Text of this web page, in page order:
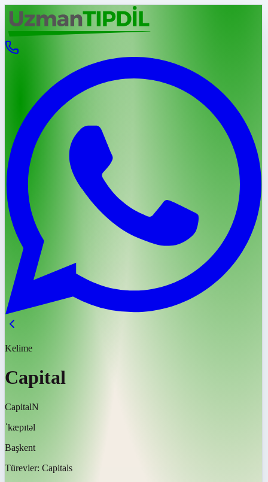
Kelime
Capital
CapitalN
ˈkæpɪtəl
Başkent
Türevler: Capitals